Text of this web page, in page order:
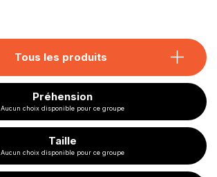
Tous les produits
Préhension
Aucun choix disponible pour ce groupe
Taille
Aucun choix disponible pour ce groupe